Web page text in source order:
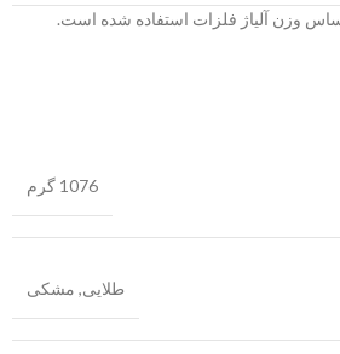
وزن آلیاژ فلزات استفاده شده است.
1076 گرم
طلایی, مشکی